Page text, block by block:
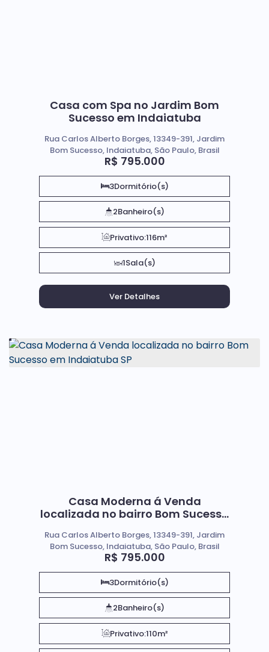
Casa com Spa no Jardim Bom
Sucesso em Indaiatuba
R$ 795.000
Rua Carlos Alberto Borges, 13349-391, Jardim
Bom Sucesso, Indaiatuba, São Paulo, Brasil
3Dormitório(s)
2Banheiro(s)
Privativo:116m²
1Sala(s)
Casa Moderna á Venda
localizada no bairro Bom Sucesso
R$ 795.000
Rua Carlos Alberto Borges, 13349-391, Jardim
Bom Sucesso, Indaiatuba, São Paulo, Brasil
3Dormitório(s)
2Banheiro(s)
Privativo:110m²